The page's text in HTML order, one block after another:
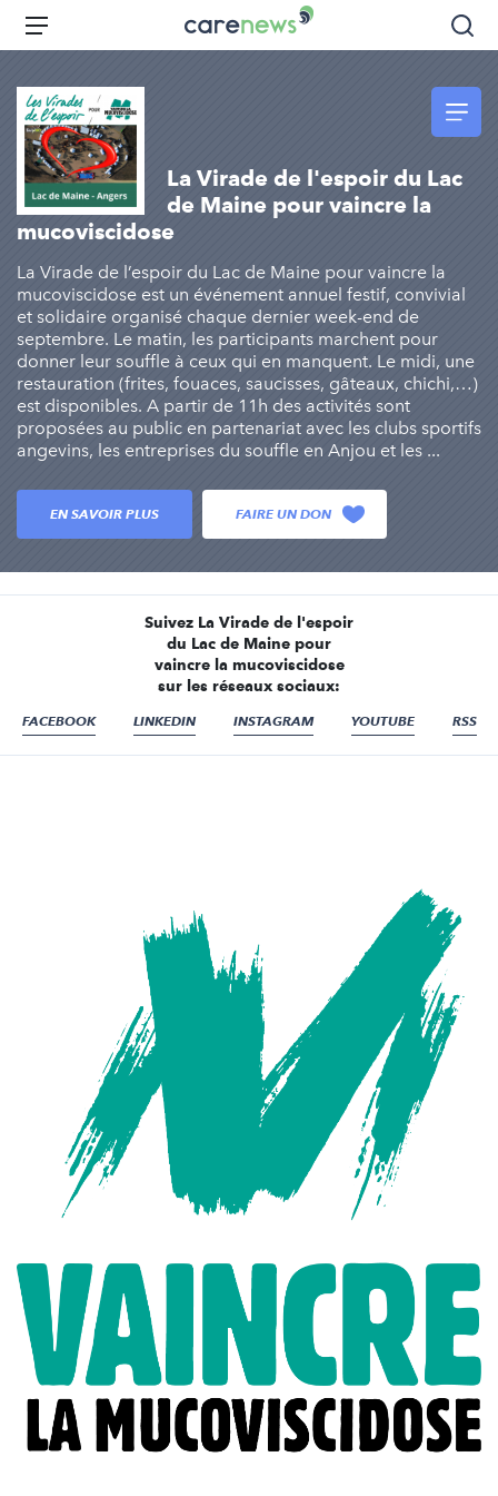
Aller
principal
Carenews,
Le
l'engagement
Menu
La Virade de l'espoir du Lac
de Maine pour vaincre la
mucoviscidose
La Virade de l’espoir du Lac de Maine pour vaincre la
mucoviscidose est un événement annuel festif, convivial
et solidaire organisé chaque dernier week-end de
septembre. Le matin, les participants marchent pour
donner leur souffle à ceux qui en manquent. Le midi, une
restauration (frites, fouaces, saucisses, gâteaux, chichi,…)
est disponibles. A partir de 11h des activités sont
proposées au public en partenariat avec les clubs sportifs
angevins, les entreprises du souffle en Anjou et les ...
EN SAVOIR PLUS FAIRE UN DON
Suivez La Virade de l'espoir
du Lac de Maine pour
vaincre la mucoviscidose
sur les réseaux sociaux:
FACEBOOK LINKEDIN INSTAGRAM YOUTUBE RSS